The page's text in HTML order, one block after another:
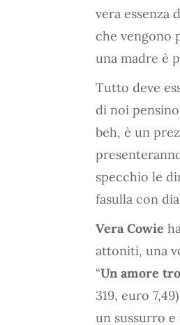
vera essenza
che vengono
una madre è
Tutto deve
di noi
beh, è un
specchio le
fasulla con
Vera Cowie
attoniti, una
“Un amore
319, euro
un sussurro